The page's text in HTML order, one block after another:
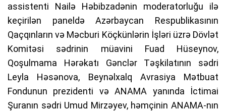
assistenti Nailə Həbibzadənin moderatorluğu ilə
keçirilən paneldə Azərbaycan Respublikasının
Qaçqınların və Məcburi Köçkünlərin İşləri üzrə Dövlət
Komitəsi sədrinin müavini Fuad Hüseynov,
Qoşulmama Hərəkatı Gənclər Təşkilatının sədri
Leyla Həsənova, Beynəlxalq Avrasiya Mətbuat
Fondunun prezidenti və ANAMA yanında İctimai
Şuranın sədri Umud Mirzəyev, həmçinin ANAMA-nın